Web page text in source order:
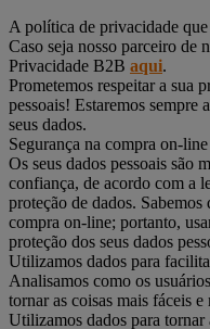
A política de privacidade que
Caso seja nosso parceiro de
Privacidade B2B aqui.
Prometemos respeitar a sua
pessoais! Estaremos sempre
seus dados.
Segurança na compra on-
Os seus dados pessoais são
confiança, de acordo com a
proteção de dados.
compra on-line; portanto,
proteção dos seus dados
Utilizamos dados para
Analisamos como os
tornar as coisas mais fáceis e
Utilizamos dados para